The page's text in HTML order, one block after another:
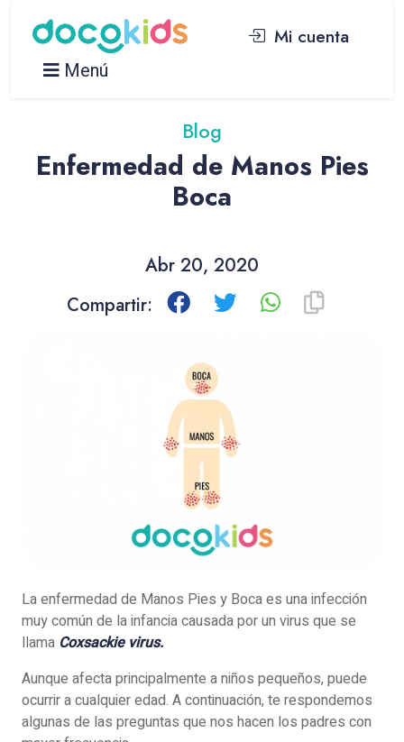
Mi cuenta
Menú
Blog
Enfermedad de Manos Pies
Boca
Abr 20, 2020
Compartir:
La enfermedad de Manos Pies y Boca es una infección
muy común de la infancia causada por un virus que se
llama Coxsackie virus.
Aunque afecta principalmente a niños pequeños, puede
ocurrir a cualquier edad. A continuación, te respondemos
algunas de las preguntas que nos hacen los padres con